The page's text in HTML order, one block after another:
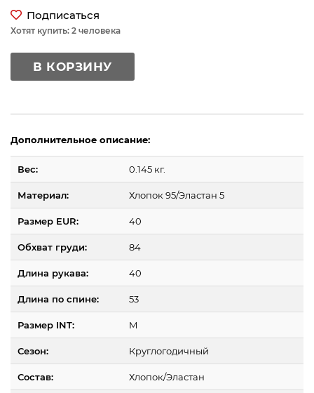
Подписаться
Хотят купить: 2 человека
В КОРЗИНУ
Дополнительное описание:
Вес: 0.145 кг.
Материал: Хлопок 95/Эластан 5
Размер EUR: 40
Обхват груди: 84
Длина рукава: 40
Длина по спине: 53
Размер INT: M
Сезон: Круглогодичный
Состав: Хлопок/Эластан